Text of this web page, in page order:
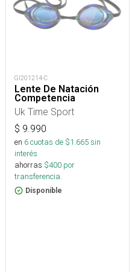
GI201214-C
Lente De Natación
Competencia
Uk Time Sport
$ 9.990
en 6cuotas de $1.665sin
interés
ahorras $400 por
transferencia.
Disponible